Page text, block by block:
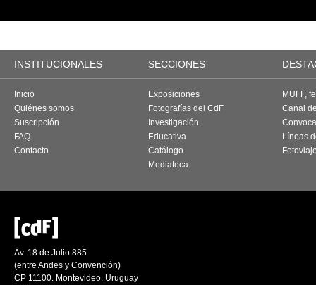
INSTITUCIONALES SECCIONES
Inicio
Quiénes somos
Suscripción
FAQ
Contacto
Exposiciones
Fotografías del CdF
Investigación
Educativa
Catálogo
Mediateca
MUFF,
Canal
Líneas
Av. 18 de Julio 885
(entre Andes y Convención)
CP 11100. Montevideo. Uruguay